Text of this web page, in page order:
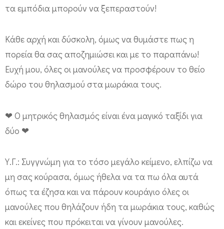
τα εμπόδια μπορούν να ξεπεραστούν!
Κάθε αρχή και δύσκολη, όμως να θυμάστε πως η
πορεία θα σας αποζημιώσει και με το παραπάνω!
Ευχή μου, όλες οι μανούλες να προσφέρουν το θείο
δώρο του θηλασμού στα μωράκια τους.
❤ Ο μητρικός θηλασμός είναι ένα μαγικό ταξίδι για
δύο ❤
Υ.Γ.: Συγγνώμη για το τόσο μεγάλο κείμενο, ελπίζω να
μη σας κούρασα, όμως ήθελα να τα πω όλα αυτά
όπως τα έζησα και να πάρουν κουράγιο όλες οι
μανούλες που θηλάζουν ήδη τα μωράκια τους, καθώς
και εκείνες που πρόκειται να γίνουν μανούλες.